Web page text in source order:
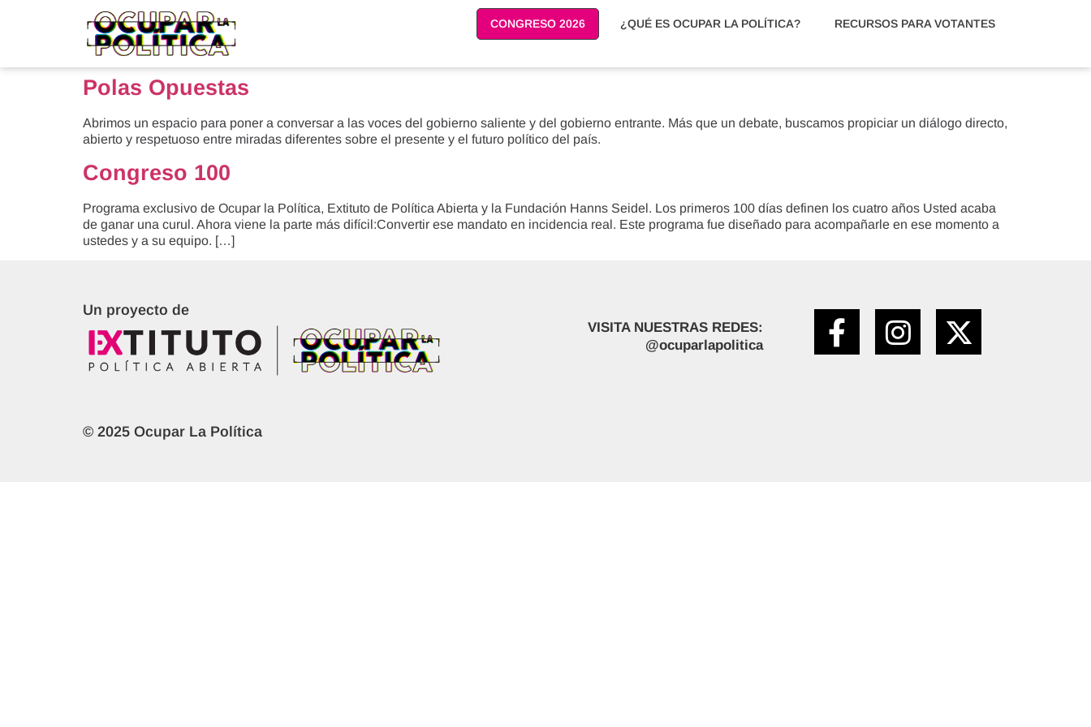
CONGRESO 2026 ¿QUÉ ES OCUPAR LA POLÍTICA? RECURSOS PARA VOTANTES
Polas Opuestas
Abrimos un espacio para poner a conversar a las voces del gobierno saliente y del gobierno entrante. Más que un debate, buscamos propiciar un diálogo directo,
abierto y respetuoso entre miradas diferentes sobre el presente y el futuro político del país.
Congreso 100
Programa exclusivo de Ocupar la Política, Extituto de Política Abierta y la Fundación Hanns Seidel. Los primeros 100 días definen los cuatro años Usted acaba
de ganar una curul. Ahora viene la parte más difícil:Convertir ese mandato en incidencia real. Este programa fue diseñado para acompañarle en ese momento a
ustedes y a su equipo. […]
Un proyecto de
VISITA NUESTRAS REDES:
@ocuparlapolitica
© 2025 Ocupar La Política